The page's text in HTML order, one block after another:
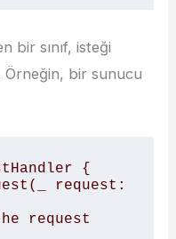
bir sınıf, isteği
Örneğin, bir sunucu
{